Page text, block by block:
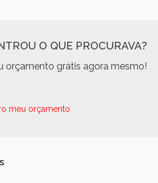
O QUE PROCURAVA?
orçamento grátis agora mesmo!
meu orçamento